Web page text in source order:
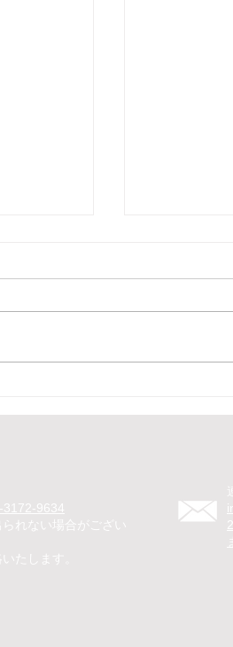
ベントで
ント マジ
3172-9634
れない場合がござい
たします。